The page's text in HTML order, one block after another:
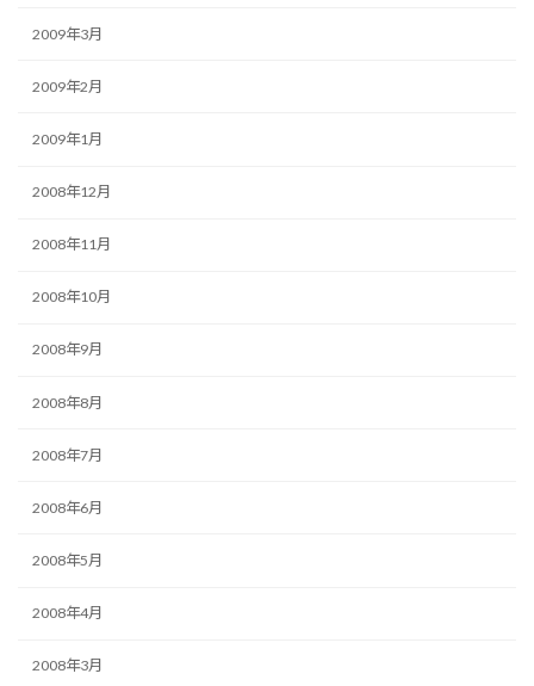
2009年3月
2009年2月
2009年1月
2008年12月
2008年11月
2008年10月
2008年9月
2008年8月
2008年7月
2008年6月
2008年5月
2008年4月
2008年3月